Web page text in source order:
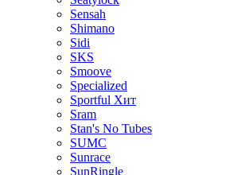
Sensah
Shimano
Sidi
SKS
Smoove
Specialized
Sportful Хит
Sram
Stan's No Tubes
SUMC
Sunrace
SunRingle